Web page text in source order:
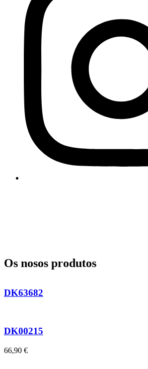
Os nosos produtos
DK63682
DK00215
66,90 €